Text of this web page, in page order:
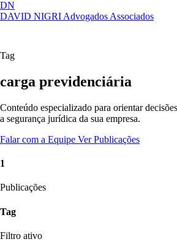
DN
DAVID NIGRI Advogados Associados
Artigos, sentenças, áreas de atuação,
Tag
carga previdenciária
Conteúdo especializado para orientar
a segurança jurídica da sua empresa.
Falar com a Equipe Ver Publicações
1
Publicações
Tag
Filtro ativo